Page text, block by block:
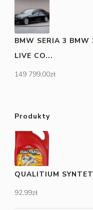
BMW SERIA 3 BMW
LIVE CO...
149 799,00zł
Produkty
QUALITIUM
92,99zł